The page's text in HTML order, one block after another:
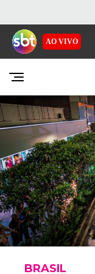
AO VIVO
EMISSORAS
NOSSAS REDES
SBT-
BRASIL